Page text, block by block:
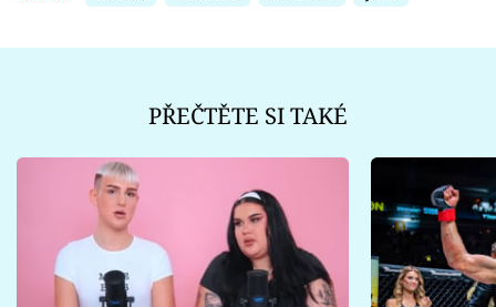
PŘEČTĚTE SI TAKÉ